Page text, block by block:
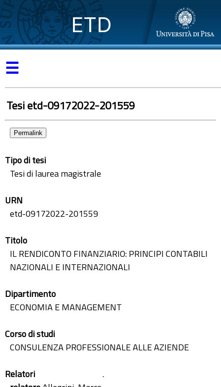
ETD
☰
Tesi etd-09172022-201559
Permalink
Tipo di tesi
Tesi di laurea magistrale
URN
etd-09172022-201559
Titolo
IL RENDICONTO FINANZIARIO: PRINCIPI CONTABILI
NAZIONALI E INTERNAZIONALI
Dipartimento
ECONOMIA E MANAGEMENT
Corso di studi
CONSULENZA PROFESSIONALE ALLE AZIENDE
Relatori
.